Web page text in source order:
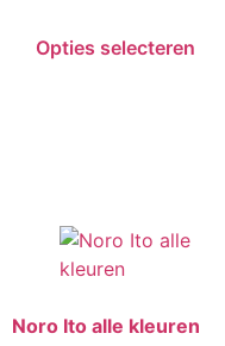
Opties selecteren
Noro Ito alle kleuren